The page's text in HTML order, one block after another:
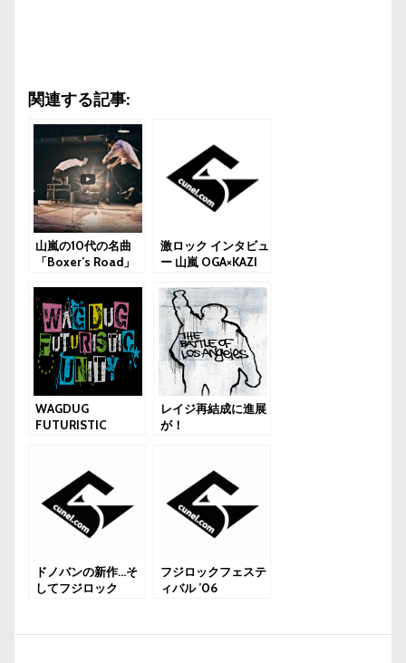
関連する記事:
山嵐の10代の名曲
「Boxer’s Road」
嵐がミュージックビ
デオとしてポスト
激ロック インタビュ
ー 山嵐 OGA×KAZI
WAGDUG
FUTURISTIC
レイジ再結成に進展
が！
ドノバンの新作…そ
してフジロック
フジロックフェステ
ィバル ’06